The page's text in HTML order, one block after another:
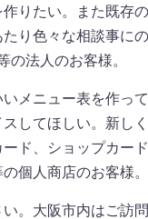
りたい。また既存
り色々な相談事に
の法人のお客様。
メニュー表を作って
してほしい。新し
ド、ショップカー
個人商店のお客様。
。大阪市内はご訪